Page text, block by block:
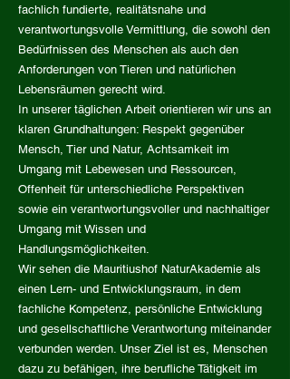
fachlich fundierte, realitätsnahe und
verantwortungsvolle Vermittlung, die sowohl den
Bedürfnissen des Menschen als auch den
Anforderungen von Tieren und natürlichen
Lebensräumen gerecht wird.
In unserer täglichen Arbeit orientieren wir uns an
klaren Grundhaltungen: Respekt gegenüber
Mensch, Tier und Natur, Achtsamkeit im
Umgang mit Lebewesen und Ressourcen,
Offenheit für unterschiedliche Perspektiven
sowie ein verantwortungsvoller und nachhaltiger
Umgang mit Wissen und
Handlungsmöglichkeiten.
Wir sehen die Mauritiushof NaturAkademie als
einen Lern- und Entwicklungsraum, in dem
fachliche Kompetenz, persönliche Entwicklung
und gesellschaftliche Verantwortung miteinander
verbunden werden. Unser Ziel ist es, Menschen
dazu zu befähigen, ihre berufliche Tätigkeit im